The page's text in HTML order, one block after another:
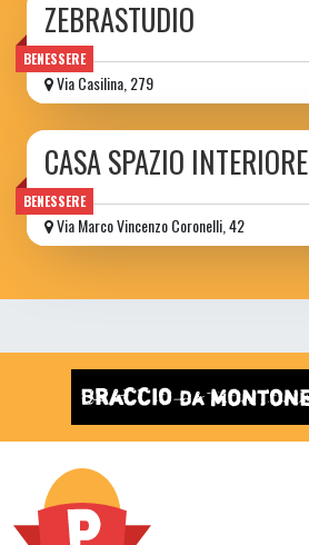
BENESSERE
ZEBRASTUDIO
Via Casilina, 279
BENESSERE
CASA SPAZIO INTERIORE
Via Marco Vincenzo Coronelli, 42